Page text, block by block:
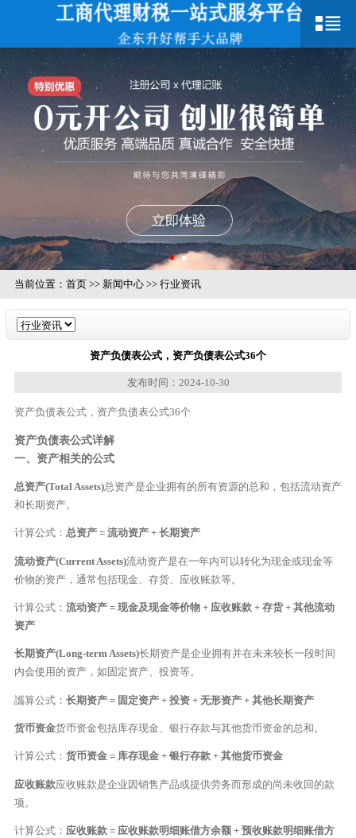
当前位置： 首页>> 新闻中心>> 行业资讯
资产负债表公式，资产负债表公式36个
发布时间：2024-10-30
资产负债表公式，资产负债表公式36个
资产负债表公式详解
一、资产相关的公式
总资产(Total Assets)总资产是企业拥有的所有资源的总和，包括流动资产
和长期资产。
计算公式： 总资产 = 流动资产 + 长期资产
流动资产(Current Assets)流动资产是在一年内可以转化为现金或现金等
价物的资产，通常包括现金、存货、应收账款等。
计算公式： 流动资产 = 现金及现金等价物 + 应收账款 + 存货 + 其他流动
资产
长期资产(Long-term Assets)长期资产是企业拥有并在未来较长一段时间
内会使用的资产，如固定资产、投资等。
讗算公式： 长期资产 = 固定资产 + 投资 + 无形资产 + 其他长期资产
货币资金货币资金包括库存现金、银行存款与其他货币资金的总和。
计算公式： 货币资金 = 库存现金 + 银行存款 + 其他货币资金
应收账款应收账款是企业因销售产品或提供劳务而形成的尚未收回的款
项。
计算公式： 应收账款 = 应收账款明细账借方余额 + 预收账款明细账借方